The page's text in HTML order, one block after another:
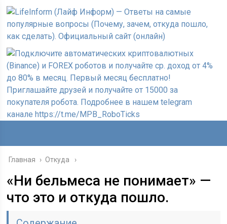
Главная › Откуда
«Ни бельмеса не понимает» —
что это и откуда пошло.